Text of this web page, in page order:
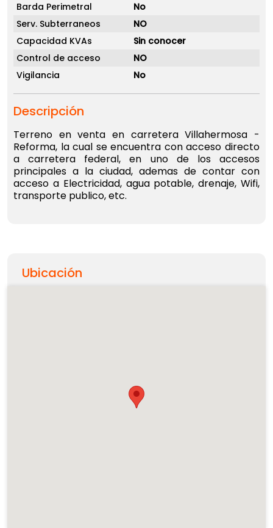
Barda Perimetral
No
Serv. Subterraneos
NO
Capacidad KVAs
Sin conocer
Control de acceso
NO
Vigilancia
No
Descripción
Terreno en venta en carretera Villahermosa -
Reforma, la cual se encuentra con acceso directo
a carretera federal, en uno de los accesos
principales a la ciudad, ademas de contar con
acceso a Electricidad, agua potable, drenaje, Wifi,
transporte publico, etc.
Ubicación